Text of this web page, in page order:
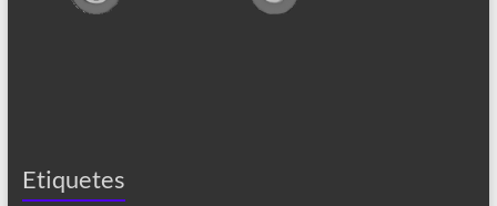
Etiquetes